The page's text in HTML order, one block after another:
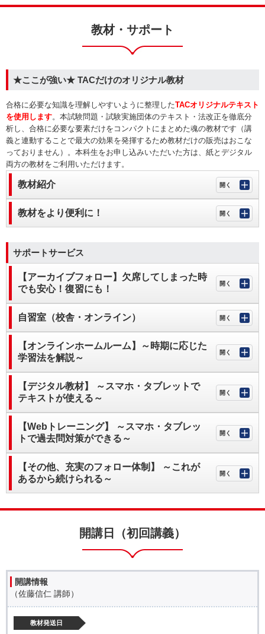
教材・サポート
★ここが強い★ TACだけのオリジナル教材
合格に必要な知識を理解しやすいように整理したTACオリジナルテキスト
を使用します。本試験問題・試験実施団体のテキスト・法改正を徹底分
析し、合格に必要な要素だけをコンパクトにまとめた魂の教材です（講
義と連動することで最大の効果を発揮するため教材だけの販売はおこな
っておりません）。本科生をお申し込みいただいた方は、紙とデジタル
両方の教材をご利用いただけます。
教材紹介
教材をより便利に！
サポートサービス
【アーカイブフォロー】欠席してしまった時
でも安心！復習にも！
自習室（校舎・オンライン）
【オンラインホームルーム】～時期に応じた
学習法を解説～
【デジタル教材】 ～スマホ・タブレットで
テキストが使える～
【Webトレーニング】 ～スマホ・タブレッ
トで過去問対策ができる～
【その他、充実のフォロー体制】 ～これが
あるから続けられる～
開講日（初回講義）
開講情報
（佐藤信仁 講師）
教材発送日